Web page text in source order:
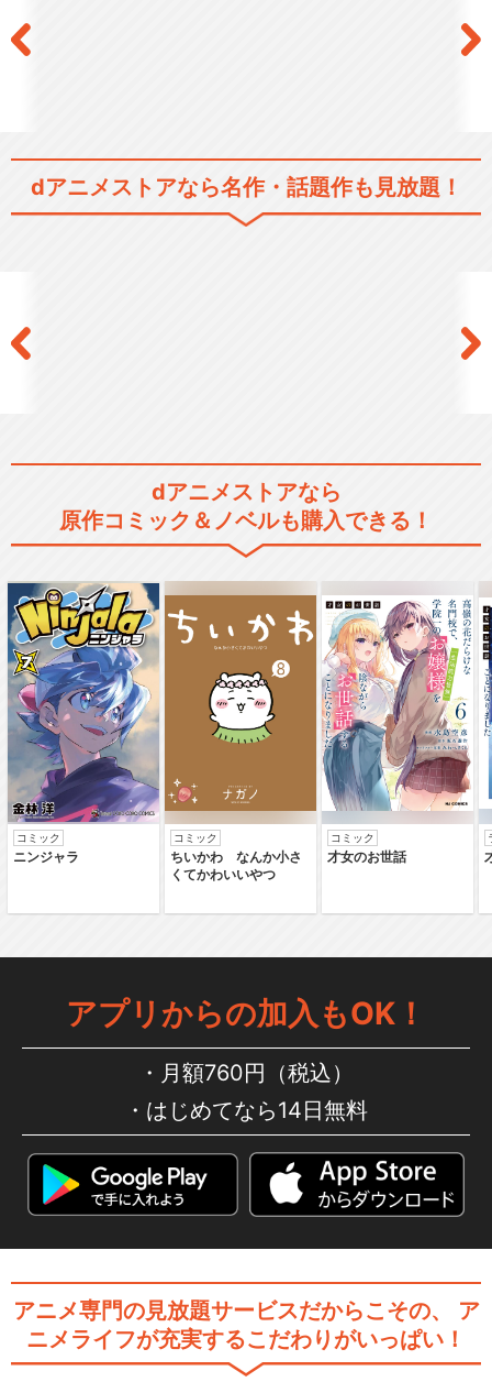
る星
舞台『鋼の錬金術師』―それ
閉じる
dアニメストアなら名作・話題作も見放題！
dアニメストアなら
原作コミック＆ノベルも購入できる！
コミック
ニンジャラ
コミック
ちいかわ なんか小さ
くてかわいいやつ
コミック
才女のお世話
アプリからの加入もOK！
月額760円（税込）
はじめてなら14日無料
アニメ専門の見放題サービスだからこその、
ア
ニメライフが充実するこだわりがいっぱい！